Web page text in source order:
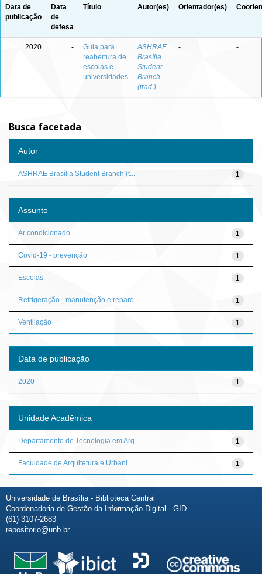
Data de
publicação
Data
de
defesa
Título Autor(es) Orientador(es)
2020 -
Guia para
reabertura de
escolas e
universidades
ASHRAE
Brasília
Student
Branch
(trad.)
- -
Busca facetada
Autor
1
ASHRAE Brasília Student Branch (t...
Assunto
1
Ar condicionado
1
Covid-19 - prevenção
1
Escolas
1
Refrigeração - manutenção e reparo
1
Ventilação
Data de publicação
1
2020
Unidade Acadêmica
1
Departamento de Tecnologia em Arq...
1
Faculdade de Arquitetura e Urbani...
Universidade de Brasília - Biblioteca Central
Coordenadoria de Gestão da Informação Digital - GID
(61) 3107-2683
repositorio@unb.br